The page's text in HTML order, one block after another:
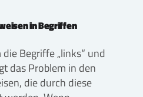
in Begriffen
Begriffe „links“ und
das Problem in den
die durch diese